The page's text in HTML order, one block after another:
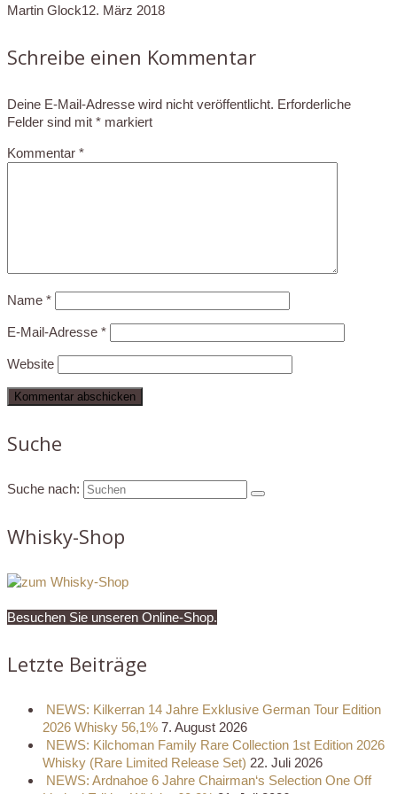
Martin Glock12. März 2018
Schreibe einen Kommentar
Deine E-Mail-Adresse wird nicht veröffentlicht. Erforderliche
Felder sind mit * markiert
Kommentar *
Name *
E-Mail-Adresse *
Website
Suche
Suche nach:
Whisky-Shop
Besuchen Sie unseren Online-Shop.
Letzte Beiträge
NEWS: Kilkerran 14 Jahre Exklusive German Tour Edition
2026 Whisky 56,1% 7. August 2026
NEWS: Kilchoman Family Rare Collection 1st Edition 2026
Whisky (Rare Limited Release Set) 22. Juli 2026
NEWS: Ardnahoe 6 Jahre Chairman‘s Selection One Off